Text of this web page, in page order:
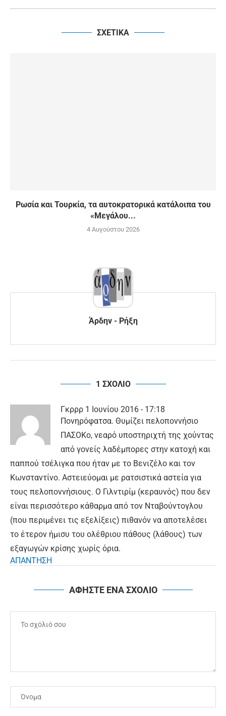
ΣΧΕΤΙΚΑ
Ρωσία και Τουρκία, τα αυτοκρατορικά κατάλοιπα του
«Μεγάλου...
4 Αυγούστου 2026
Άρδην - Ρήξη
1 ΣΧΟΛΙΟ
Γκρρρ 1 Ιουνίου 2016 - 17:18
Πονηρόφατσα. Θυμίζει πελοποννήσιο
ΠΑΣΟΚο, νεαρό υποστηριχτή της χούντας
από γονείς λαδέμπορες στην κατοχή και
παππού τσέλιγκα που ήταν με το Βενιζέλο και τον
Κωνσταντίνο. Αστειεύομαι με ρατσιστικά αστεία για
τους πελοποννήσιους. Ο Γιλντιρίμ (κεραυνός) που δεν
είναι περισσότερο κάθαρμα από τον Νταβούντογλου
(που περιμένει τις εξελίξεις) πιθανόν να αποτελέσει
το έτερον ήμισυ του ολέθριου πάθους (λάθους) των
εξαγωγών κρίσης χωρίς όρια.
ΑΠΑΝΤΗΣΗ
ΑΦΗΣΤΕ ΕΝΑ ΣΧΟΛΙΟ